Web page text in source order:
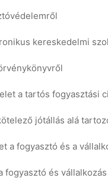
kereskedelmi
a tartós fogyasztási
jótállás alá
a fogyasztó és a
fogyasztó és